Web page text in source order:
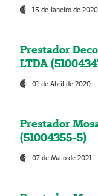
15 de Janeiro de 2020
Prestador
LTDA
01 de Abril de 2020
Prestador
(51004355-5)
07 de Maio de 2021